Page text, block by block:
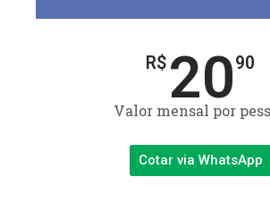
R$ 2090
Valor mensal por
Cotar via WhatsApp